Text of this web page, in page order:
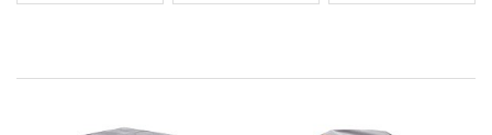
- bunte Dahlien,
- gute Zerlegung, lange Standzeiten und kräftige Farben.